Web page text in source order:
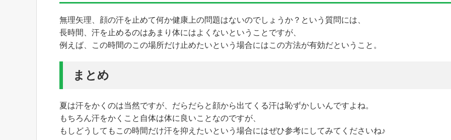
無理矢理、顔の汗を止めて何か健康上の問題はないのでしょうか？という質問には、
長時間、汗を止めるのはあまり体にはよくないということですが、
例えば、この時間のこの場所だけ止めたいという場合にはこの方法が有効だということ。
まとめ
夏は汗をかくのは当然ですが、だらだらと顔から出てくる汗は恥ずかしいんですよね。
もちろん汗をかくこと自体は体に良いことなのですが、
もしどうしてもこの時間だけ汗を抑えたいという場合にはぜひ参考にしてみてくださいね♪